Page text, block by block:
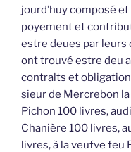
jourd’huy composé
poyement et
estre deues par
ont trouvé estre deu
contralts et
sieur de Mercrebon
Pichon 100 livres,
Chanière 100 livres,
livres, à la veufve feu